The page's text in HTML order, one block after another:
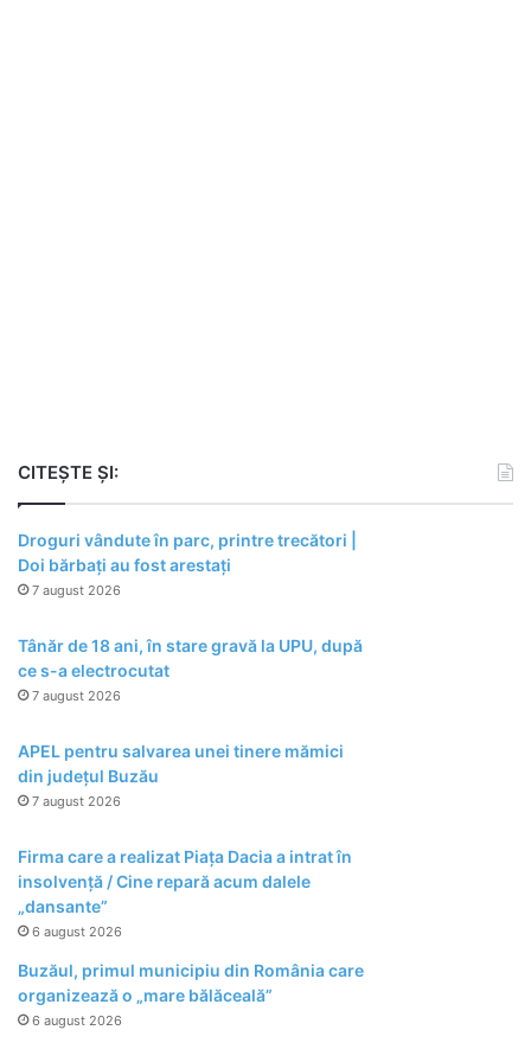
CITEȘTE ȘI:
Droguri vândute în parc, printre trecători |
Doi bărbați au fost arestați
7 august 2026
Tânăr de 18 ani, în stare gravă la UPU, după
ce s-a electrocutat
7 august 2026
APEL pentru salvarea unei tinere mămici
din județul Buzău
7 august 2026
Firma care a realizat Piața Dacia a intrat în
insolvență / Cine repară acum dalele
„dansante”
6 august 2026
Buzăul, primul municipiu din România care
organizează o „mare bălăceală”
6 august 2026